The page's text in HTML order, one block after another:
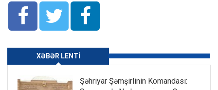
XƏBƏR LENTI
Şəhriyar Şəmşirlinin Komandası: